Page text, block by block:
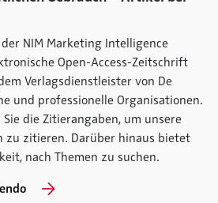
NIM Marketing Intelligence
Open-Access-Zeitschrift
Verlagsdienstleister von De
und professionelle Organisationen.
die Zitierangaben, um unsere
zu zitieren. Darüber hinaus bietet
nach Themen zu suchen.